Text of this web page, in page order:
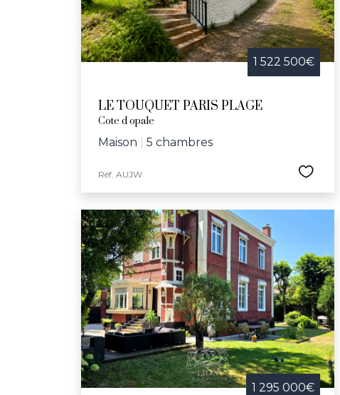
1 522 500€
LE TOUQUET PARIS PLAGE
Cote d opale
Maison 5 chambres
Réf. AUJW
1 295 000€